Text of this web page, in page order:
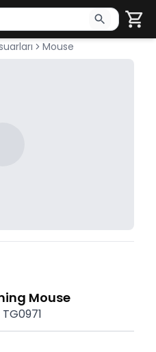
simvol yazın. Göndərmək
Mouse
Mouse